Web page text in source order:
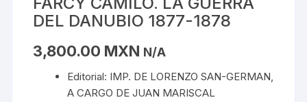
DEL DANUBIO 1877-1878
3,800.00 MXN N/A
Editorial: IMP. DE LORENZO SAN-GERMAN,
A CARGO DE JUAN MARISCAL